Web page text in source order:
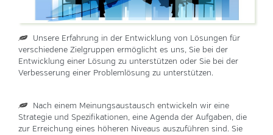
Unsere Erfahrung in der Entwicklung von Lösungen für
verschiedene Zielgruppen ermöglicht es uns, Sie bei der
Entwicklung einer Lösung zu unterstützen oder Sie bei der
Verbesserung einer Problemlösung zu unterstützen.
Nach einem Meinungsaustausch entwickeln wir eine
Strategie und Spezifikationen, eine Agenda der Aufgaben, die
zur Erreichung eines höheren Niveaus auszuführen sind. Sie